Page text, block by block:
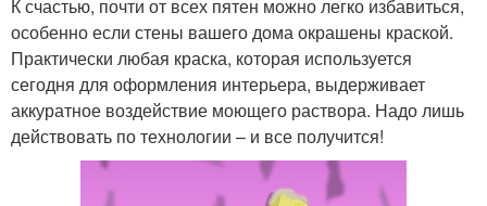
К счастью, почти от всех пятен можно легко избавиться,
особенно если стены вашего дома окрашены краской.
Практически любая краска, которая используется
сегодня для оформления интерьера, выдерживает
аккуратное воздействие моющего раствора. Надо лишь
действовать по технологии – и все получится!